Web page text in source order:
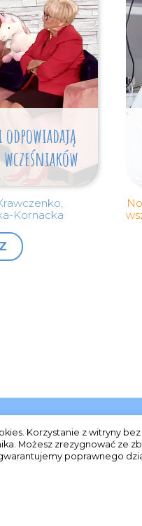
Kornacka
Chiesi Poland Sp. z
Al. Jerozolimskie
Korzystanie z witryny
Możesz zrezygnować ze
poprawnego